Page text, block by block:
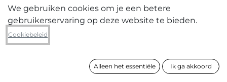
We gebruiken cookies om je een betere
gebruikerservaring op deze website te bieden.
Cookiebeleid
Alleen het essentiële Ik ga akkoord